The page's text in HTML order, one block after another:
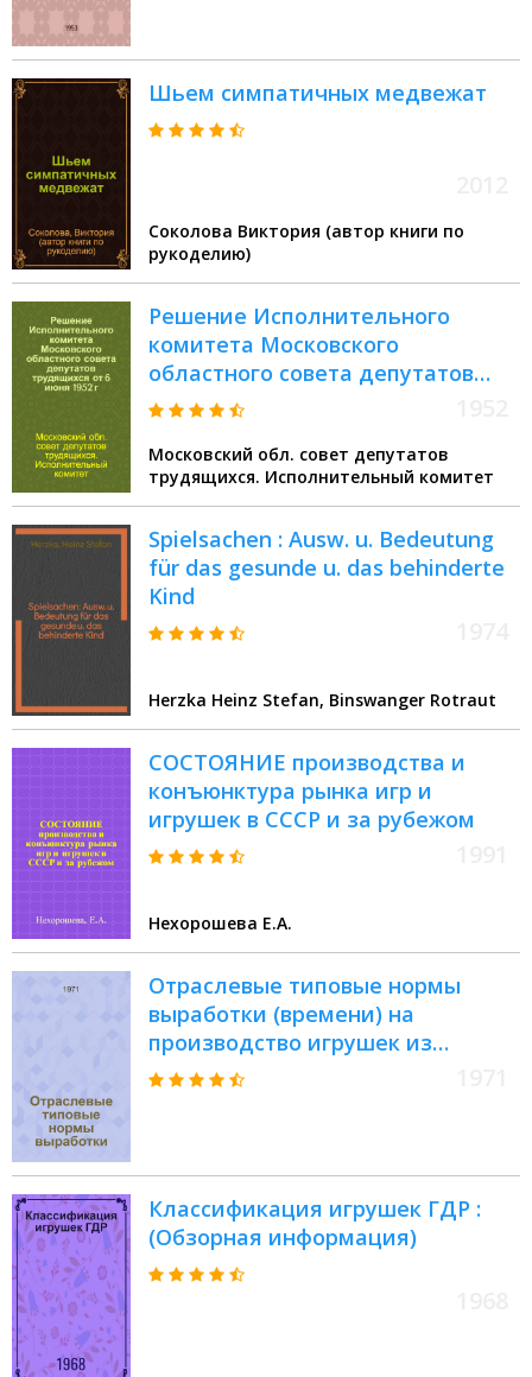
Шьем симпатичных медвежат
Соколова Виктория (автор книги по
рукоделию)
Решение Исполнительного
комитета Московского
областного совета депутатов
трудящихся от 6 июня 1952 г. №
увеличению производства и
улучшению качества игрушек,
вырабатываемых
предприятиями местной и
артелями кооперативной
промышленности
Московский обл. совет депутатов
трудящихся. Исполнительный комитет
Spielsachen : Ausw. u. Bedeutung
für das gesunde u. das behinderte
Kind
Herzka Heinz Stefan, Binswanger Rotraut
СОСТОЯНИЕ производства и
конъюнктура рынка игр и
игрушек в СССР и за рубежом
Нехорошева Е.А.
Отраслевые типовые нормы
выработки (времени) на
производство игрушек из
пластмассы экструзионно-
Классификация игрушек ГДР :
(Обзорная информация)